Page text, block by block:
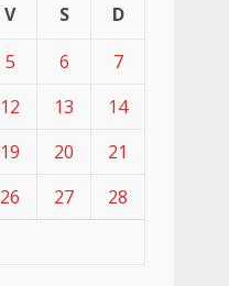
V S
D
5 6
7
12 13
14
19 20
21
26 27
28